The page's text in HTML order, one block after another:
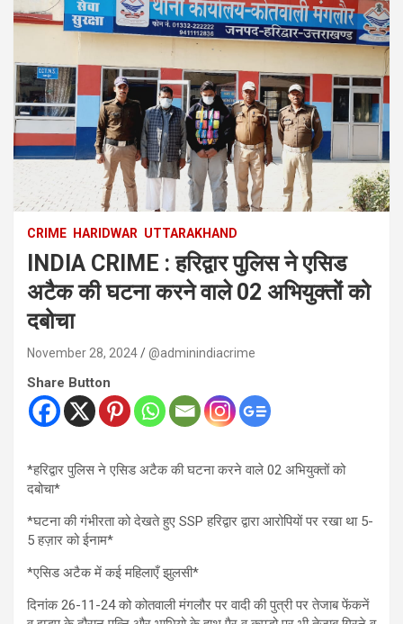
CRIME HARIDWAR UTTARAKHAND
INDIA CRIME : हरिद्वार पुलिस ने एसिड
अटैक की घटना करने वाले 02 अभियुक्तों को
दबोचा
November 28, 2024 @adminindiacrime
Share Button
*हरिद्वार पुलिस ने एसिड अटैक की घटना करने वाले 02 अभियुक्तों को
दबोचा*
*घटना की गंभीरता को देखते हुए SSP हरिद्वार द्वारा आरोपियों पर रखा था 5-
5 हज़ार को ईनाम*
*एसिड अटैक में कई महिलाएँ झुलसी*
दिनांक 26-11-24 को कोतवाली मंगलौर पर वादी की पुत्री पर तेजाब फेंकनें